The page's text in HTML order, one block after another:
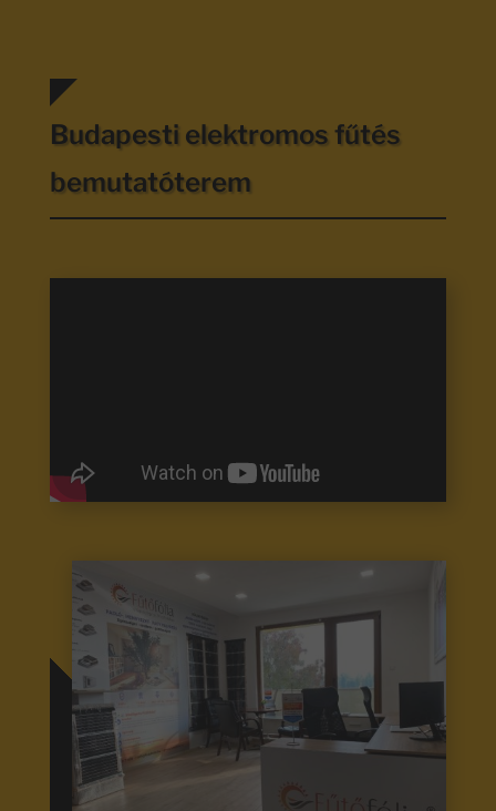
Budapesti elektromos fűtés
bemutatóterem